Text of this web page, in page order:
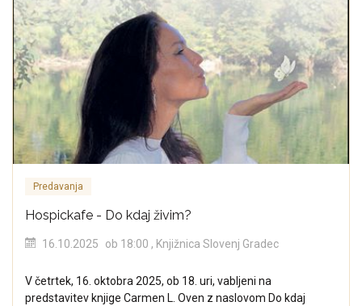
Predavanja
Hospickafe - Do kdaj živim?
16.10.2025 ob 18:00 , Knjižnica Slovenj Gradec
V četrtek, 16. oktobra 2025, ob 18. uri, vabljeni na
predstavitev knjige Carmen L. Oven z naslovom Do kdaj